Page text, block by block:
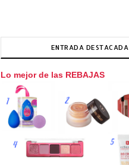
ENTRADA DESTACADA
Lo mejor de las REBAJAS